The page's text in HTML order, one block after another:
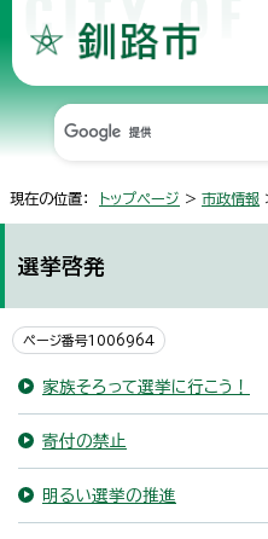
現在の位置： トップページ > 市政情報
選挙啓発
ページ番号1006964
家族そろって選挙に行こう！
寄付の禁止
明るい選挙の推進